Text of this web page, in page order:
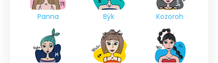
Panna Býk Kozoroh